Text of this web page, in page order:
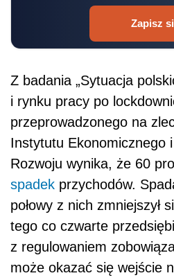
Zapisz
Z badania „Sytuacja
i rynku pracy po
przeprowadzonego na
Instytutu Ekonomicznego
Rozwoju wynika, że 60
spadek przychodów.
połowy z nich zmniejszył
tego co czwarte
z regulowaniem
może okazać się wejście